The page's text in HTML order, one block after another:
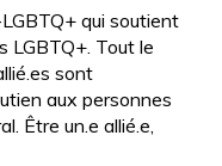
qui soutient
LGBTQ+. Tout le
sont
aux personnes
Être un.e allié.e,